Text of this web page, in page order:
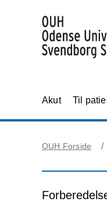
Akut Til
OUH Forside